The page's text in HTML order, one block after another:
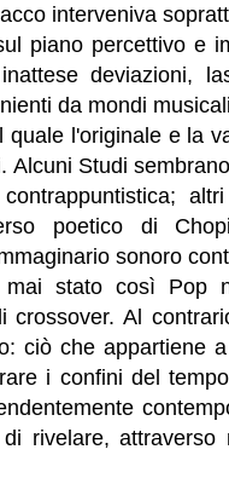
interveniva
piano percettivo e
deviazioni,
da mondi
l'originale e la
Alcuni Studi
poetico di
sonoro
stato così Pop
crossover. Al
ciò che appartiene
i confini del
rivelare, attraverso